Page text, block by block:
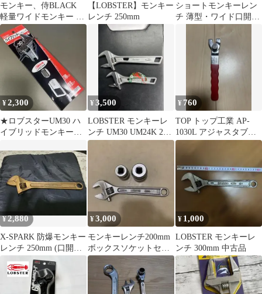
モンキー、侍BLACK
軽量ワイドモンキー フ
レキシブルギアレンチ
200mm
【LOBSTER】モンキー
レンチ 250mm
ショートモンキーレン
チ 薄型・ワイド口開き
¥2,300
★ロブスターUM30 ハ
イブリッドモンキーレ
¥3,500
LOBSTER モンキーレ
ンチ UM30 UM24K 2本
セット
¥ 760
TOP トップ工業 AP-
1030L アジャスタブル
レンチ モンキーレンチ
¥2,880
X-SPARK 防爆モンキー
レンチ 250mm (口開
30mm)
¥3,000
モンキーレンチ200mm
ボックスソケットセッ
ト
¥ 1,000
LOBSTER モンキーレ
ンチ 300mm 中古品